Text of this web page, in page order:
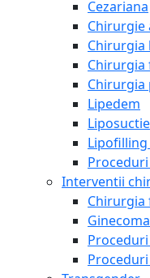
Cezariana
Chirurgie
Chirurgia
Chirurgia
Chirurgia
Lipedem
Liposuctie
Interventii
Chirurgia